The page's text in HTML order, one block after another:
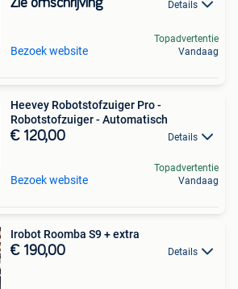
Zie omschrijving Details
Bezoek website
Topadvertentie
Vandaag
Heevey Robotstofzuiger Pro -
Robotstofzuiger - Automatisch
€ 120,00 Details
Bezoek website
Topadvertentie
Vandaag
Irobot Roomba S9 + extra
€ 190,00 Details